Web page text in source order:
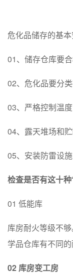
危化品储存的基本
01、储存仓库要
02、危化品要分
03、严格控制温度
04、露天堆场和
05、安装防雷设施
检查是否有这十种
01 低能库
库房耐火等级不
学品仓库有不同
02 库房变工房